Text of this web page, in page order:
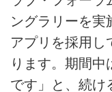
ングラリーを実
アプリを採用し
ります。期間
です」と、続け